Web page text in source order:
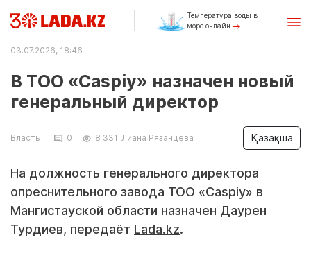
Температура воды в
море онлайн
03.07.2026, 18:46
В ТОО «Caspiy» назначен новый
генеральный директор
Власть 0 8 331 Лиана Рязанцева Қазақша
На должность генерального директора
опреснительного завода ТОО «Caspiy» в
Мангистауской области назначен Даурен
Турдиев, передаёт Lada.kz.